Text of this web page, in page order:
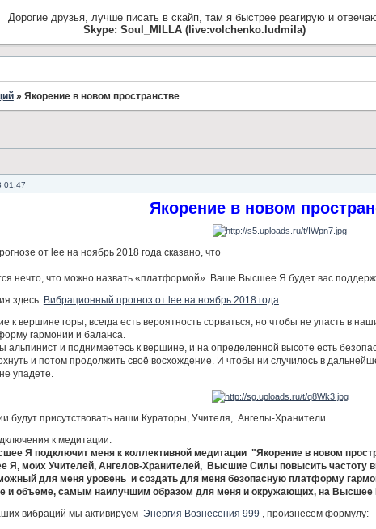
Дорогие друзья, лучше писать в скайп, там я быстрее реагирую и
Skype: Soul_MILLA (live:volchenko.ludmila)
» Якорение в новом пространстве
01:47
Якорение в новом
от lee на ноябрь 2018 года сказано, что
нечто, что можно назвать «платформой». Ваше Высшее Я будет вас
здесь: Вибрационный прогноз от lee на ноябрь 2018 года
к вершине горы, всегда есть вероятность сорваться, но чтобы не упасть в
гармонии и баланса.
альпинист и поднимаетесь к вершине, и на определенной высоте есть
и потом продолжить своё восхождение. И чтобы ни случилось в
упадете.
будут присутствовать наши Кураторы, Учителя, Ангелы-Хранители
к медитации:
Я подключит меня к коллективной медитации "Якорение в новом
моих Учителей, Ангелов-Хранителей, Высшие Силы повысить частоту
для меня уровень и создать для меня безопасную платформу
и объеме, самым наилучшим образом для меня и окружающих, на Высшее
вибраций мы активируем Энергия Вознесения 999 , произнесем формулу: